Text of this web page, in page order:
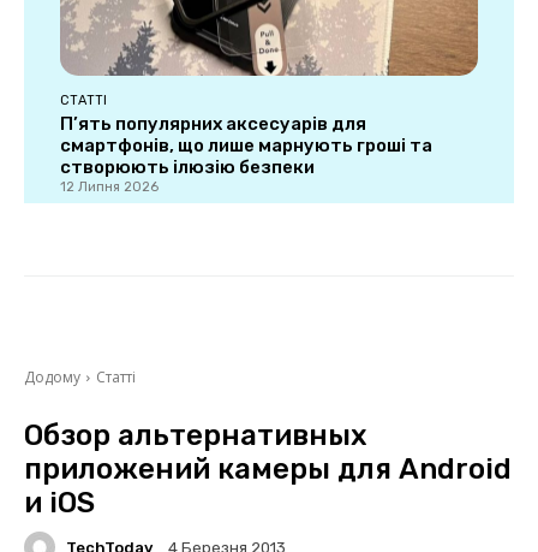
СТАТТІ
П’ять популярних аксесуарів для
смартфонів, що лише марнують гроші та
створюють ілюзію безпеки
12 Липня 2026